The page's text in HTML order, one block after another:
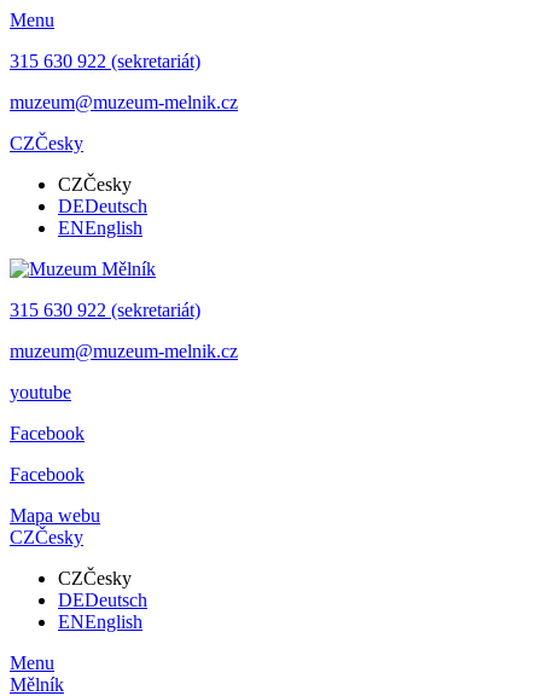
Menu
315 630 922 (sekretariát)
muzeum@muzeum-melnik.cz
CZČesky
CZČesky
DEDeutsch
ENEnglish
315 630 922 (sekretariát)
muzeum@muzeum-melnik.cz
youtube
Facebook
Facebook
Mapa webu
CZČesky
CZČesky
DEDeutsch
ENEnglish
Menu
Mělník